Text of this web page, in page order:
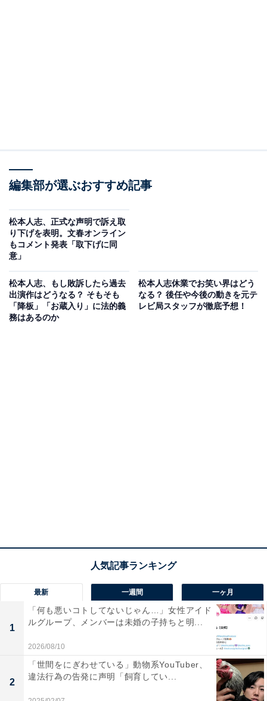
編集部が選ぶおすすめ記事
松本人志、正式な声明で訴え取
り下げを表明。文春オンライン
もコメント発表「取下げに同
意」
松本人志、もし敗訴したら過去
出演作はどうなる？ そもそも
「降板」「お蔵入り」に法的義
務はあるのか
松本人志休業でお笑い界はどう
なる？ 後任や今後の動きを元テ
レビ局スタッフが徹底予想！
最新 一週間 一ヶ月
1
「何も悪いコトしてないじゃん…」女性アイド
ルグループ、メンバーは未婚の子持ちと明...
2026/08/10
2
「世間をにぎわせている」動物系YouTuber、
違法行為の告発に声明「飼育してい...